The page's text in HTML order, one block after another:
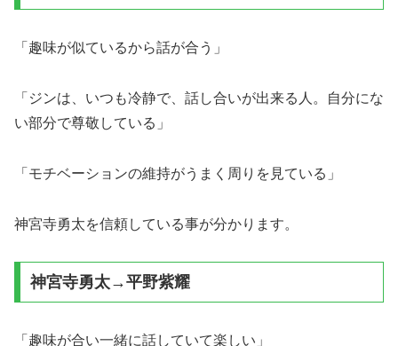
「趣味が似ているから話が合う」
「ジンは、いつも冷静で、話し合いが出来る人。自分にな
い部分で尊敬している」
「モチベーションの維持がうまく周りを見ている」
神宮寺勇太を信頼している事が分かります。
神宮寺勇太→平野紫耀
「趣味が合い一緒に話していて楽しい」